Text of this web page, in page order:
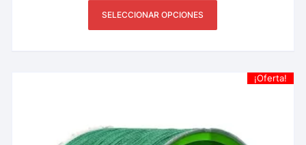
SELECCIONAR OPCIONES
¡Oferta!